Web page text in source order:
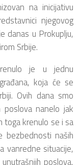
na inicijativu
njegovog
danas u Prokuplju,
Srbije.
je u jednu
koja će se
Ovih dana smo
nanelo jak
toga krenulo se i sa
bezbednosti naših
vanredne situacije,
poslova,